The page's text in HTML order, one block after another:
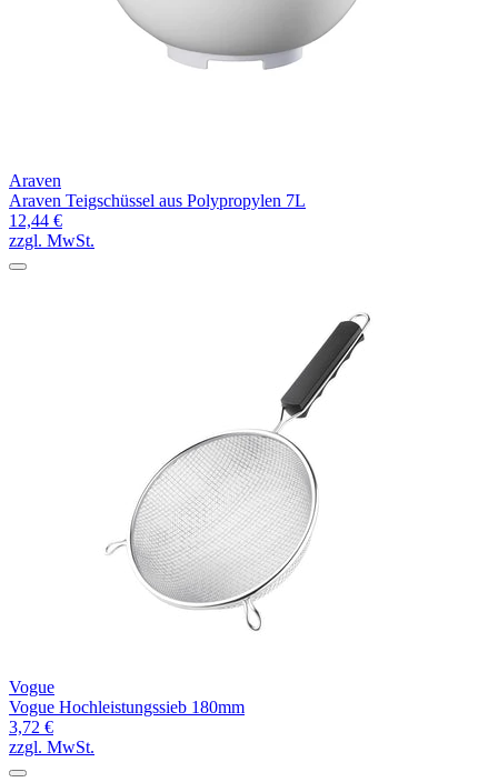
Araven
Araven Teigschüssel aus Polypropylen 7L
12,44 €
zzgl. MwSt.
Vogue
Vogue Hochleistungssieb 180mm
3,72 €
zzgl. MwSt.